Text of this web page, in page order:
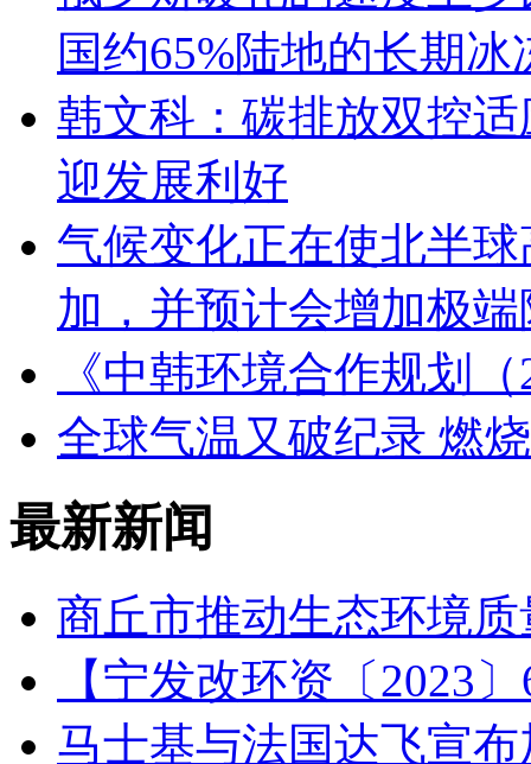
国约65%陆地的长期
韩文科：碳排放双控
迎发展利好
气候变化正在使北半
加，并预计会增加极
《中韩环境合作规划
全球气温又破纪录 燃
最新新闻
商丘市推动生态环境
【宁发改环资〔2023
马士基与法国达飞宣